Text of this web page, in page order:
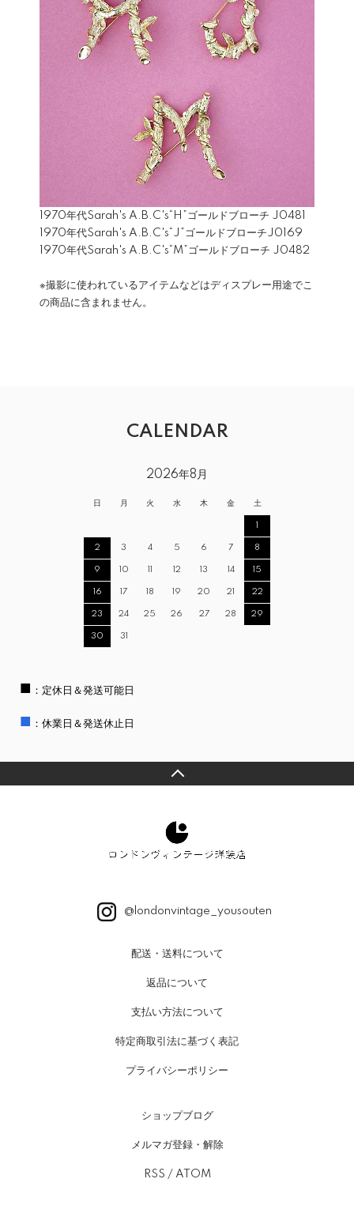
1970年代Sarah's A.B.C's“H”ゴールドブローチ J0481
1970年代Sarah's A.B.C's“J”ゴールドブローチJ0169
1970年代Sarah's A.B.C's“M”ゴールドブローチ J0482
※撮影に使われているアイテムなどはディスプレー用途でこ
の商品に含まれません。
CALENDAR
2026年8月
日 月 火 水 木 金 土
1
2 3 4 5 6 7 8
9 10 11 12 13 14 15
16 17 18 19 20 21 22
23 24 25 26 27 28 29
30 31
■ ：定休日＆発送可能日
■ ：休業日＆発送休止日
@londonvintage_yousouten
配送・送料について
返品について
支払い方法について
特定商取引法に基づく表記
プライバシーポリシー
ショップブログ
メルマガ登録・解除
RSS / ATOM